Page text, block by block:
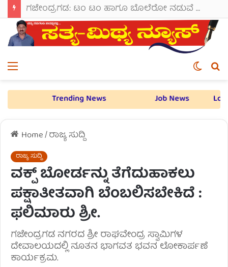
Switch
Social Media Updates
Trending News Job
Home/ರಾಜ್ಯ ಸುದ್ದಿ
ರಾಜ್ಯ ಸುದ್ದಿ
ವಕ್ಪ್ ಬೋರ್ಡನ್ನು ತೆಗೆದುಹಾಕಲು
ಪಕ್ಷಾತೀತವಾಗಿ ಬೆಂಬಲಿಸಬೇಕಿದೆ :
ಫಲಿಮಾರು ಶ್ರೀ.
ಗಜೇಂದ್ರಗಡ ನಗರದ ಶ್ರೀ ರಾಘವೇಂದ್ರ ಸ್ವಾಮಿಗಳ
ದೇವಾಲಯದಲ್ಲಿ ನೂತನ ಭಾಗವತ ಭವನ ಲೋಕಾರ್ಪಣೆ
ಕಾರ್ಯಕ್ರಮ.